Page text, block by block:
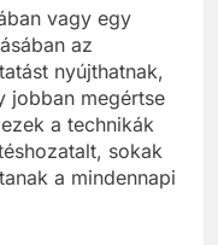
vagy egy
az
nyújthatnak,
jobban megértse
a technikák
sokak
a mindennapi